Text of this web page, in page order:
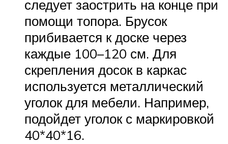
следует заострить на конце при
помощи топора. Брусок
прибивается к доске через
каждые 100–120 см. Для
скрепления досок в каркас
используется металлический
уголок для мебели. Например,
подойдет уголок с маркировкой
40*40*16.